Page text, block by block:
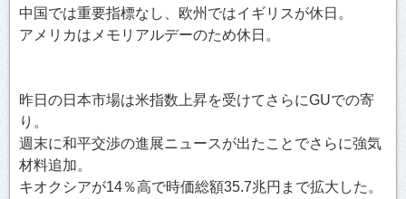
中国では重要指標なし、欧州ではイギリスが休日。
アメリカはメモリアルデーのため休日。
昨日の日本市場は米指数上昇を受けてさらにGUでの寄
り。
週末に和平交渉の進展ニュースが出たことでさらに強気
材料追加。
キオクシアが14％高で時価総額35.7兆円まで拡大した。